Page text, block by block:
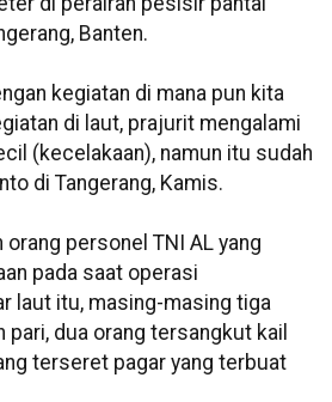
Banten.
kegiatan di mana pun kita
di laut, prajurit mengalami
(kecelakaan), namun itu sudah
di Tangerang, Kamis.
orang personel TNI AL yang
pada saat operasi
laut itu, masing-masing tiga
dua orang tersangkut kail
terseret pagar yang terbuat